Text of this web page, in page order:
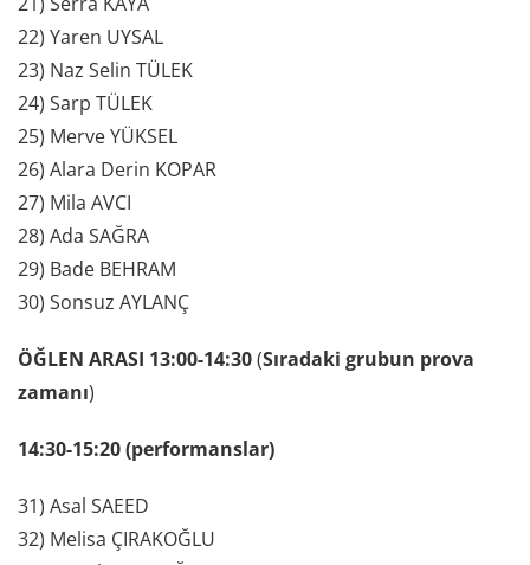
22) Yaren UYSAL
23) Naz Selin TÜLEK
24) Sarp TÜLEK
25) Merve YÜKSEL
26) Alara Derin KOPAR
27) Mila AVCI
28) Ada SAĞRA
29) Bade BEHRAM
30) Sonsuz AYLANÇ
ÖĞLEN ARASI 13:00-14:30(Sıradaki grubun prova
zamanı)
14:30-15:20 (performanslar)
31) Asal SAEED
32) Melisa ÇIRAKOĞLU